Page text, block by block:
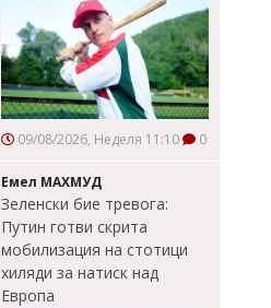
09/08/2026, Неделя 11:10 0
Емел МАХМУД
Зеленски бие тревога:
Путин готви скрита
мобилизация на стотици
хиляди за натиск над
Европа